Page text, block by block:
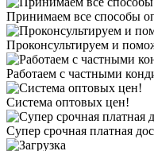
Принимаем все способы
Проконсультируем и
Работаем с частными
Система оптовых цен!
Супер срочная платная